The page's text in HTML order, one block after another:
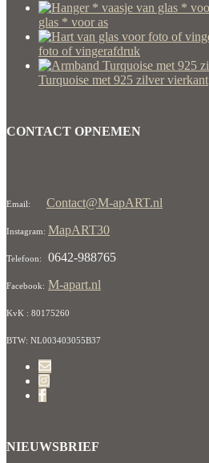
glas * voor as
foto of vingerafdruk
Turquoise met 925 zilver vierkant
CONTACT OPNEMEN
Email: Contact@M-apART.nl
Instagram: MapART30
Telefoon: 0642-988765
Facebook: M-apart.nl
KvK : 80175260
BTW: NL003403055B37
NIEUWSBRIEF